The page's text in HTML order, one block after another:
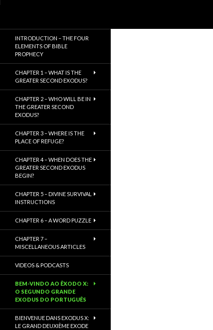
Israel
INTRODUCTION – THE FOUR
ELEMENTS OF BIBLE
PROPHECY
CHAPTER 1 – WHAT IS THE
GREATER SECOND EXODUS?
CHAPTER 2 – WHO WILL BE IN
THE GREATER SECOND
EXODUS?
CHAPTER 3 – WHERE IS THE
PLACE OF REFUGE?
CHAPTER 4 – WHEN DOES THE
GREATER SECOND EXODUS
BEGIN?
CHAPTER 5 – DIVINE SURVIVAL
INSTRUCTIONS
CHAPTER 6 – A WORD PUZZLE
CHAPTER 7 –
MISCELLANEOUS ARTICLES
VIDEOS & PODCASTS
BEM-VINDO AO ÊXODO X:
O SEGUNDO GRANDE
EXODUS DO PORTUGUÊS
BIENVENUE DANS EXODUS X:
LE GRAND DEUXIÈME EXODE